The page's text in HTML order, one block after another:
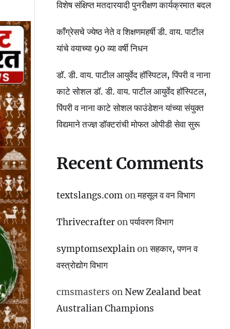
विशेष संक्षिप्त मतदारयादी पुनरीक्षण कार्यक्रमात बदल
काँग्रेसचे ज्येष्ठ नेते व शिक्षणमहर्षी डी. वाय. पाटील
यांचे वयाच्या 90 व्या वर्षी निधन
डॉ. डी. वाय. पाटील आयुर्वेद हॉस्पिटल, पिंपरी व नाना
काटे सोशल डॉ. डी. वाय. पाटील आयुर्वेद हॉस्पिटल,
पिंपरी व नाना काटे सोशल फाउंडेशन यांच्या संयुक्त
विद्यमाने तज्ज्ञ डॉक्टरांची मोफत ओपीडी सेवा सुरू
Recent Comments
textslangs.comonमहसूल व वन विभाग
Thrivecrafteronपर्यावरण विभाग
symptomsexplainonसहकार, पणन व
वस्‍त्रोद्योग विभाग
cmsmasters onNew Zealand beat
Australian Champions